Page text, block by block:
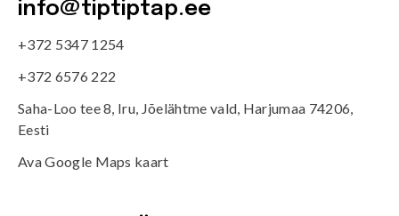
info@tiptiptap.ee
+372 5347 1254
+372 6576 222
Saha-Loo tee 8, Iru, Jõelähtme vald, Harjumaa 74206,
Eesti
Ava Google Maps kaart